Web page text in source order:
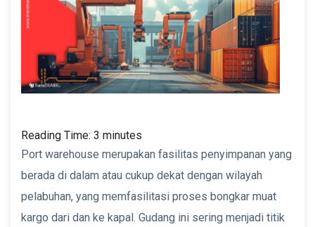
Reading Time: 3 minutes
Port warehouse merupakan fasilitas penyimpanan yang
berada di dalam atau cukup dekat dengan wilayah
pelabuhan, yang memfasilitasi proses bongkar muat
kargo dari dan ke kapal. Gudang ini sering menjadi titik